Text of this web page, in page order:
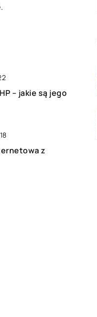
– jakie są jego
z